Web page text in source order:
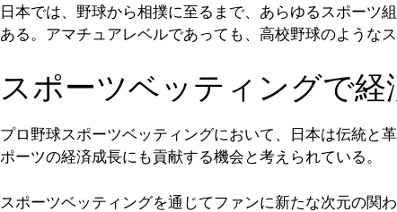
日本では、野球から相撲に至るまで、あらゆるスポーツ
ある。アマチュアレベルであっても、高校野球のような
スポーツベッティングで経
プロ野球スポーツベッティングにおいて、日本は伝統と
ポーツの経済成長にも貢献する機会と考えられている。
スポーツベッティングを通じてファンに新たな次元の関